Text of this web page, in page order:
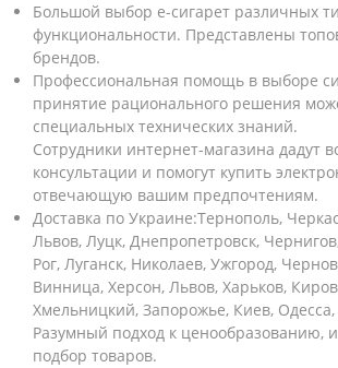
Большой выбор е-сигарет различных
функциональности. Представлены
брендов.
Профессиональная помощь в выборе
принятие рационального решения
специальных технических знаний.
Сотрудники интернет-магазина дадут
консультации и помогут купить
отвечающую вашим предпочтениям.
Доставка по Украине:Тернополь,
Львов, Луцк, Днепропетровск,
Рог, Луганск, Николаев, Ужгород,
Винница, Херсон, Львов, Харьков,
Хмельницкий, Запорожье, Киев, Одесса,
Разумный подход к ценообразованию,
подбор товаров.